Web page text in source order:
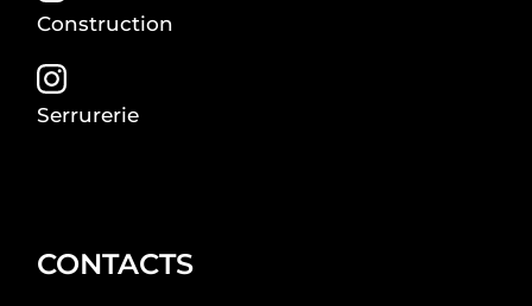
Construction
Serrurerie
CONTACTS